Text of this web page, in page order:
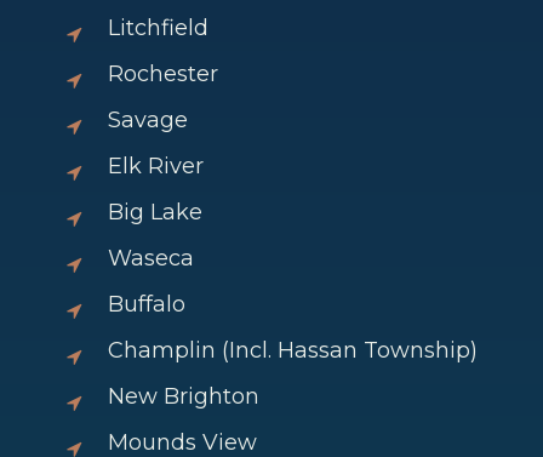
Litchfield
Rochester
Savage
Elk River
Big Lake
Waseca
Buffalo
Champlin (Incl. Hassan Township)
New Brighton
Mounds View